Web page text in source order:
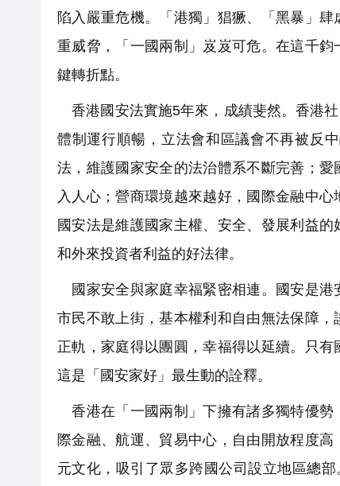
陷入嚴重危機。「港獨」猖獗、「黑暴」
重威脅，「一國兩制」岌岌可危。在這千
鍵轉折點。
香港國安法實施5年來，成績斐然。香港
體制運行順暢，立法會和區議會不再被反
法，維護國家安全的法治體系不斷完善；
入人心；營商環境越來越好，國際金融中
國安法是維護國家主權、安全、發展利益
和外來投資者利益的好法律。
國家安全與家庭幸福緊密相連。國安是港
市民不敢上街，基本權利和自由無法保障
正軌，家庭得以團圓，幸福得以延續。只
這是「國安家好」最生動的詮釋。
香港在「一國兩制」下擁有諸多獨特優勢
際金融、航運、貿易中心，自由開放程度
元文化，吸引了眾多跨國公司設立地區總